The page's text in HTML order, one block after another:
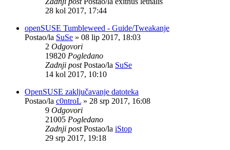
28 kol 2017, 17:44
openSUSE Tumbleweed - Guide/Tweakanje
Postao/la SuSe » 08 lip 2017, 18:03
2 Odgovori
19820 Pogledano
Zadnji postPostao/la SuSe
14 kol 2017, 10:10
OpenSUSE zaključavanje datoteka
Postao/la c0ntroL » 28 srp 2017, 16:08
9 Odgovori
21005 Pogledano
Zadnji postPostao/la iStop
29 srp 2017, 19:18